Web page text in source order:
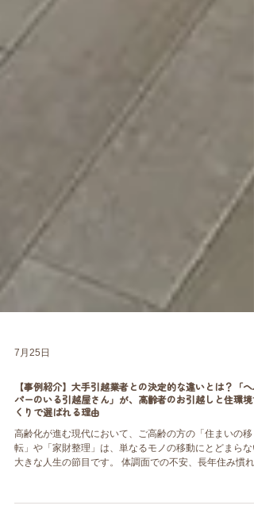
7月25日
パーのいる引越屋さん」が、高齢者のお引越しと住環境
くりで選ばれる理由
大きな人生の節目です。 体調面での不安、長年住み慣れ